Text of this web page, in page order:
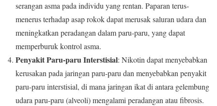
serangan asma pada individu yang rentan. Paparan terus-
menerus terhadap asap rokok dapat merusak saluran udara dan
meningkatkan peradangan dalam paru-paru, yang dapat
memperburuk kontrol asma.
Penyakit Paru-paru Interstisial: Nikotin dapat menyebabkan
kerusakan pada jaringan paru-paru dan menyebabkan penyakit
paru-paru interstisial, di mana jaringan ikat di antara gelembung
udara paru-paru (alveoli) mengalami peradangan atau fibrosis.